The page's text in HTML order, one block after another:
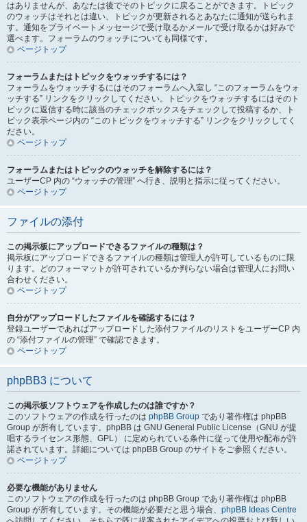
はありませんが、あなたは後でそのトピックに戻ることができます。トピック
のウォッチはそれとは違い、トピックが更新されるとあなたに通知が送られま
す。通知をプライベートメッセージで受け取るかメールで受け取るかは好みで
選べます。フォーラムのウォッチについても同様です。
ページトップ
フォーラムまたはトピックをウォッチするには？
フォーラムをウォッチするにはそのフォーラムへ入室し “このフォーラムをウォ
ッチする” リンクをクリックしてください。トピックをウォッチするにはそのト
ピックに返信する時に該当のチェックボックスをチェックして投稿するか、ト
ピック表示ページ内の “このトピックをウォッチする” リンクをクリックしてく
ださい。
ページトップ
フォーラムまたはトピックのウォッチを解除するには？
ユーザーCP 内の “ウォッチの管理” へ行き、説明と指示に従ってください。
ページトップ
ファイルの添付
この掲示板にアップロードできるファイルの種類は？
掲示板にアップロードできるファイルの種類は管理人が許可しているものに限
ります。どのフォーマットが許可されているか判らない場合は管理人にお問い
合わせください。
ページトップ
自分がアップロードしたファイルを確認するには？
登録ユーザーであればアップロードした添付ファイルのリストをユーザーCP 内
の “添付ファイルの管理” で確認できます。
ページトップ
phpBB3 について
この掲示板ソフトウェアを作成したのは誰ですか？
このソフトウェアの作成を行ったのは phpBB Group であり著作権は phpBB
Group が所有しています。phpBB は GNU General Public License（GNU が提
唱するライセンス形態、GPL） に定められている条件に従って使用や配布が許
諾されています。詳細については phpBB Group のサイトをご参照ください。
ページトップ
必要な機能がありません
このソフトウェアの作成を行ったのは phpBB Group であり著作権は phpBB
Group が所有しています。その機能が必要だと思う場合、 phpBB Ideas Centre